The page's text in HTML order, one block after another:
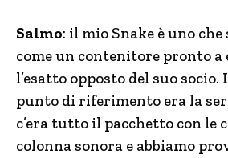
Salmo: il mio Snake è uno
come un contenitore pronto a
l’esatto opposto del suo
punto di riferimento era la
c’era tutto il pacchetto con le
colonna sonora e abbiamo